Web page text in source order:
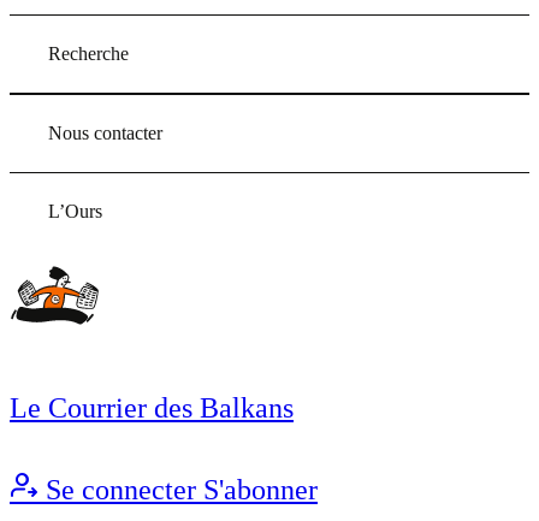
Recherche
Nous contacter
L’Ours
Le Courrier des Balkans
Se connecter S'abonner